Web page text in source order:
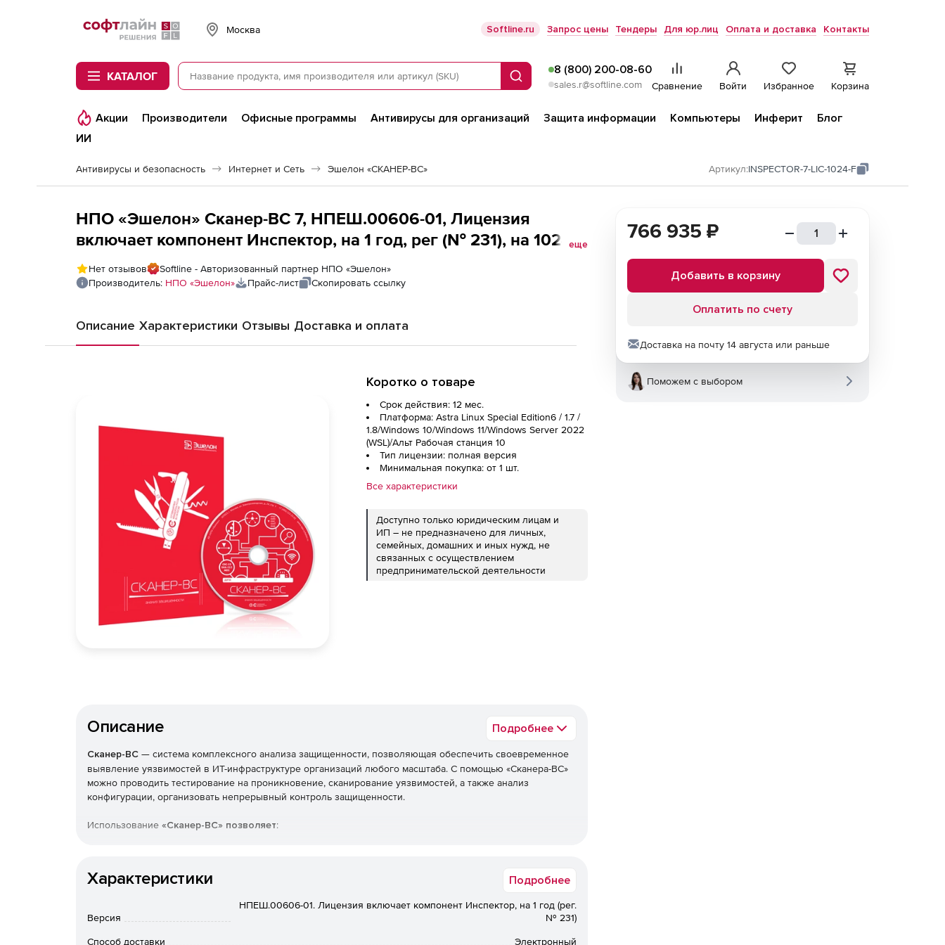
Softline
Москва Softline.ru Запрос цены Тендеры Для юр.лиц Оплата и доставка Контакты
КАТАЛОГ Поиск
8 (800) 200-08-60
sales.r@softline.com Сравнение Войти Избранное Корзина
Акции Производители Офисные программы Антивирусы для организаций Защита информации Компьютеры Инферит
Блог
ИИ
Антивирусы и безопасность Интернет и Сеть Эшелон «СКАНЕР-ВС» Артикул:INSPECTOR-7-LIC-1024-F
НПО «Эшелон» Сканер-ВС 7, НПЕШ.00606-01, Лицензия
включает компонент Инспектор, на 1 год, рег (№ 231), на 1024
IP адреса
еще
Нет отзывов
Softline - Авторизованный партнер НПО «Эшелон»
Производитель: НПО «Эшелон» Прайс-лист Скопировать ссылку
Описание Характеристики Отзывы Доставка и оплата
Коротко о товаре
Срок действия: 12 мес.
Платформа: Astra Linux Special Edition6 / 1.7 /
1.8/Windows 10/Windows 11/Windows Server 2022
(WSL)/Альт Рабочая станция 10
Тип лицензии: полная версия
Минимальная покупка: от 1 шт.
Все характеристики
Доступно только юридическим лицам и
ИП – не предназначено для личных,
семейных, домашних и иных нужд, не
связанных с осуществлением
предпринимательской деятельности
Описание Подробнее
Сканер-ВС — система комплексного анализа защищенности, позволяющая обеспечить своевременное
выявление уязвимостей в ИТ-инфраструктуре организаций любого масштаба. С помощью «Сканера-ВС»
можно проводить тестирование на проникновение, сканирование уязвимостей, а также анализ
конфигурации, организовать непрерывный контроль защищенности.
Использование «Сканер-ВС» позволяет:
повысить эффективность деятельности ИТ-подразделений и служб безопасности.
проводить как специализированные тесты, так и комплексное тестирование защищенности
Характеристики Подробнее
Версия
НПЕШ.00606-01. Лицензия включает компонент Инспектор, на 1 год (рег.
№ 231)
Способ доставки Электронный
766 935 ₽
Добавить в корзину
Оплатить по счету
Доставка на почту 14 августа или раньше
Поможем с выбором